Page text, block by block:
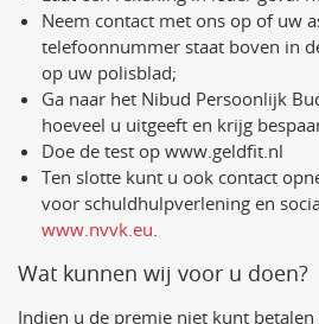
Neem contact met ons op of uw
telefoonnummer staat boven in
op uw polisblad;
Ga naar het Nibud Persoonlijk
hoeveel u uitgeeft en krijg
Doe de test op www.geldfit.nl
Ten slotte kunt u ook contact
voor schuldhulpverlening en
www.nvvk.eu.
Wat kunnen wij voor u doen?
Indien u de premie niet kunt